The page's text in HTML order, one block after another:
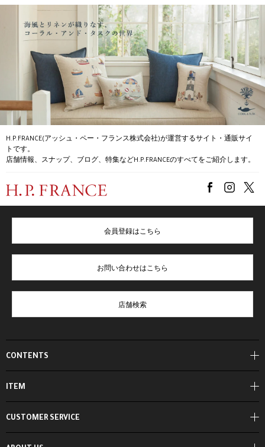
H.P.FRANCE(アッシュ・ペー・フランス株式会社)が運営するサイト・通販サイ
トです。
店舗情報、スナップ、ブログ、特集などH.P.FRANCEのすべてをご紹介します。
CONTENTS
ITEM
会員登録はこちら
お問い合わせはこちら
店舗検索
CUSTOMER SERVICE